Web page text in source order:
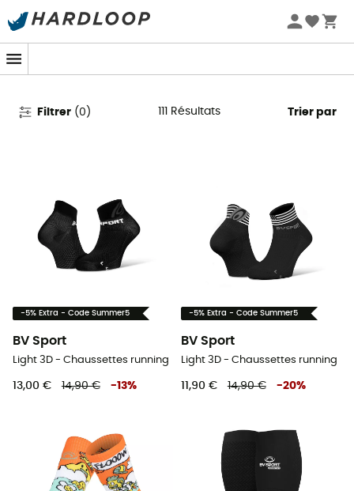
Promos d'été 🔥 -5 % EXTRA dès 2 produits* code Summer5
BV Sport en promo
Filtrer (0 ) Résultats Trier par
-5% Extra - Code Summer5
BV Sport
Light 3D - Chaussettes running
13,00 € 14,90 € -13%
-5% Extra - Code Summer5
BV Sport
Light 3D - Chaussettes running
11,90 € 14,90 € -20%